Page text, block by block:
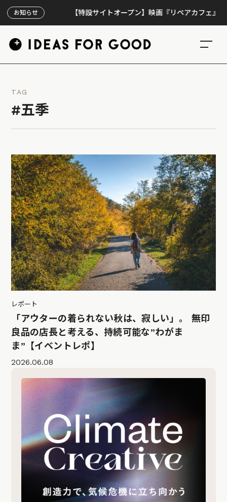
お知らせ 【特設サイトオープン】映画『リペアカフェ』、上映
TAG
#五季
レポート
「アウターの着られない秋は、寂しい」。 無印
良品の店長と考える、持続可能な”わがま
ま”【イベントレポ】
2026.06.08